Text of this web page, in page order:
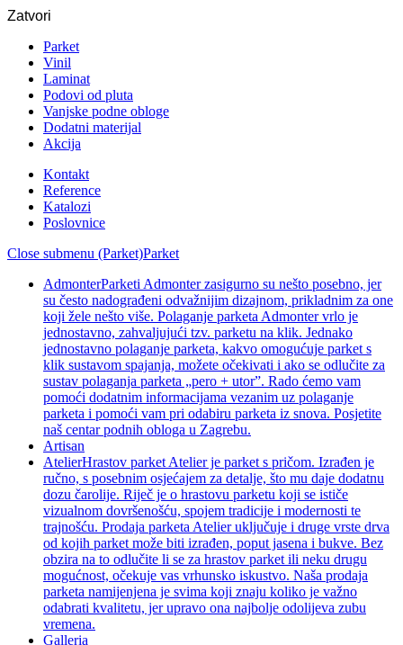
Zatvori
Parket
Vinil
Laminat
Podovi od pluta
Vanjske podne obloge
Dodatni materijal
Akcija
Kontakt
Reference
Katalozi
Poslovnice
Close submenu (Parket)Parket
AdmonterParketi Admonter zasigurno su nešto posebno, jer
su često nadograđeni odvažnijim dizajnom, prikladnim za one
koji žele nešto više. Polaganje parketa Admonter vrlo je
jednostavno, zahvaljujući tzv. parketu na klik. Jednako
jednostavno polaganje parketa, kakvo omogućuje parket s
klik sustavom spajanja, možete očekivati i ako se odlučite za
sustav polaganja parketa „pero + utor”. Rado ćemo vam
pomoći dodatnim informacijama vezanim uz polaganje
parketa i pomoći vam pri odabiru parketa iz snova. Posjetite
naš centar podnih obloga u Zagrebu.
Artisan
AtelierHrastov parket Atelier je parket s pričom. Izrađen je
ručno, s posebnim osjećajem za detalje, što mu daje dodatnu
dozu čarolije. Riječ je o hrastovu parketu koji se ističe
vizualnom dovršenošću, spojem tradicije i modernosti te
trajnošću. Prodaja parketa Atelier uključuje i druge vrste drva
od kojih parket može biti izrađen, poput jasena i bukve. Bez
obzira na to odlučite li se za hrastov parket ili neku drugu
mogućnost, očekuje vas vrhunsko iskustvo. Naša prodaja
parketa namijenjena je svima koji znaju koliko je važno
odabrati kvalitetu, jer upravo ona najbolje odolijeva zubu
vremena.
Galleria